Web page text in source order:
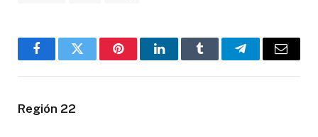
FacebookTwitter PinterestLinkedInTumblr TelegramEmail
Región 22